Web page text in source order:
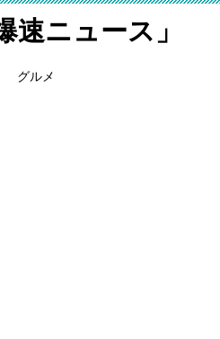
ニュース」
グルメ